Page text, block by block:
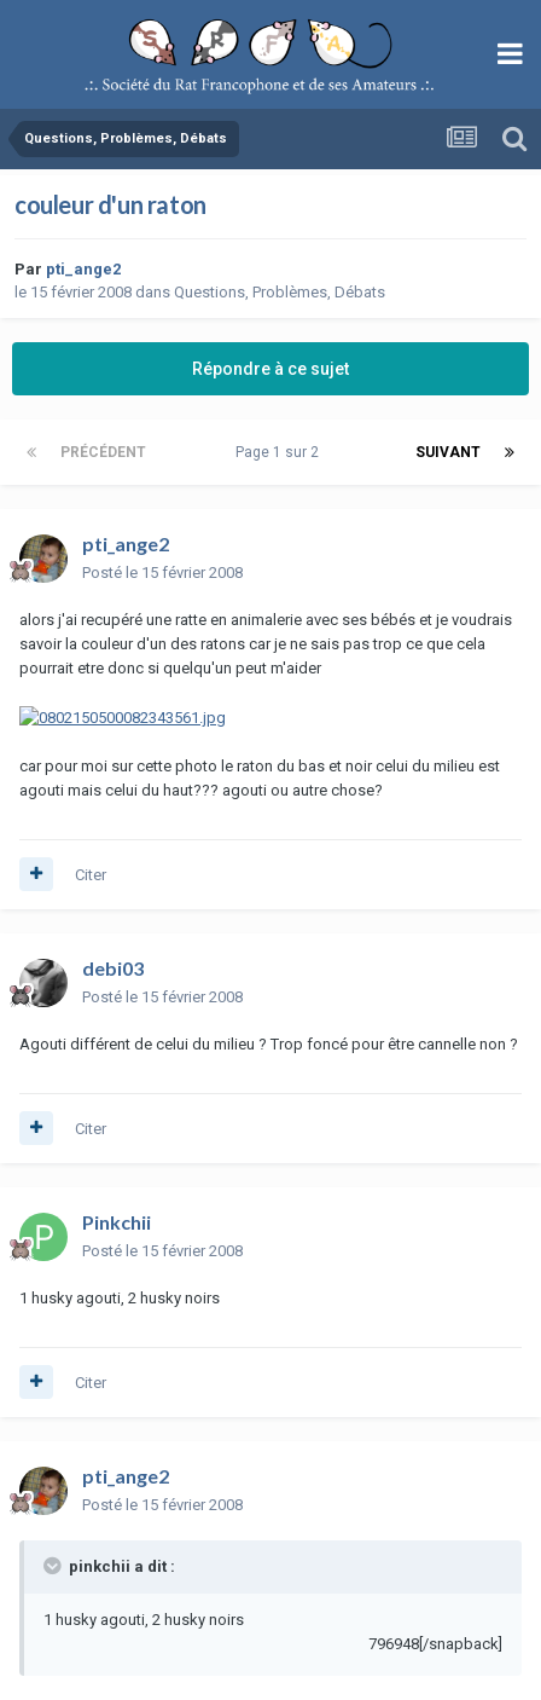
Questions, Problèmes, Débats
couleur d'un raton
Par pti_ange2
le 15 février 2008 dans Questions, Problèmes, Débats
Répondre à ce sujet
PRÉCÉDENT SUIVANT
Page 1 sur 2
pti_ange2
Posté le 15 février 2008
alors j'ai recupéré une ratte en animalerie avec ses bébés et je voudrais
savoir la couleur d'un des ratons car je ne sais pas trop ce que cela
pourrait etre donc si quelqu'un peut m'aider
car pour moi sur cette photo le raton du bas et noir celui du milieu est
agouti mais celui du haut??? agouti ou autre chose?
Citer
debi03
Posté le 15 février 2008
Agouti différent de celui du milieu ? Trop foncé pour être cannelle non ?
Citer
Pinkchii
Posté le 15 février 2008
1 husky agouti, 2 husky noirs
Citer
pti_ange2
Posté le 15 février 2008
pinkchii a dit :
1 husky agouti, 2 husky noirs
796948[/snapback]